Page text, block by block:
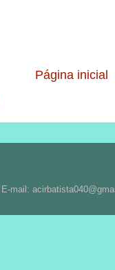
Página inicial
E-mail: